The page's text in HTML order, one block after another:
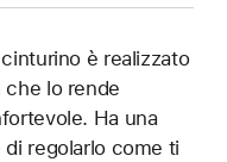
è realizzato
lo rende
Ha una
regolarlo come ti